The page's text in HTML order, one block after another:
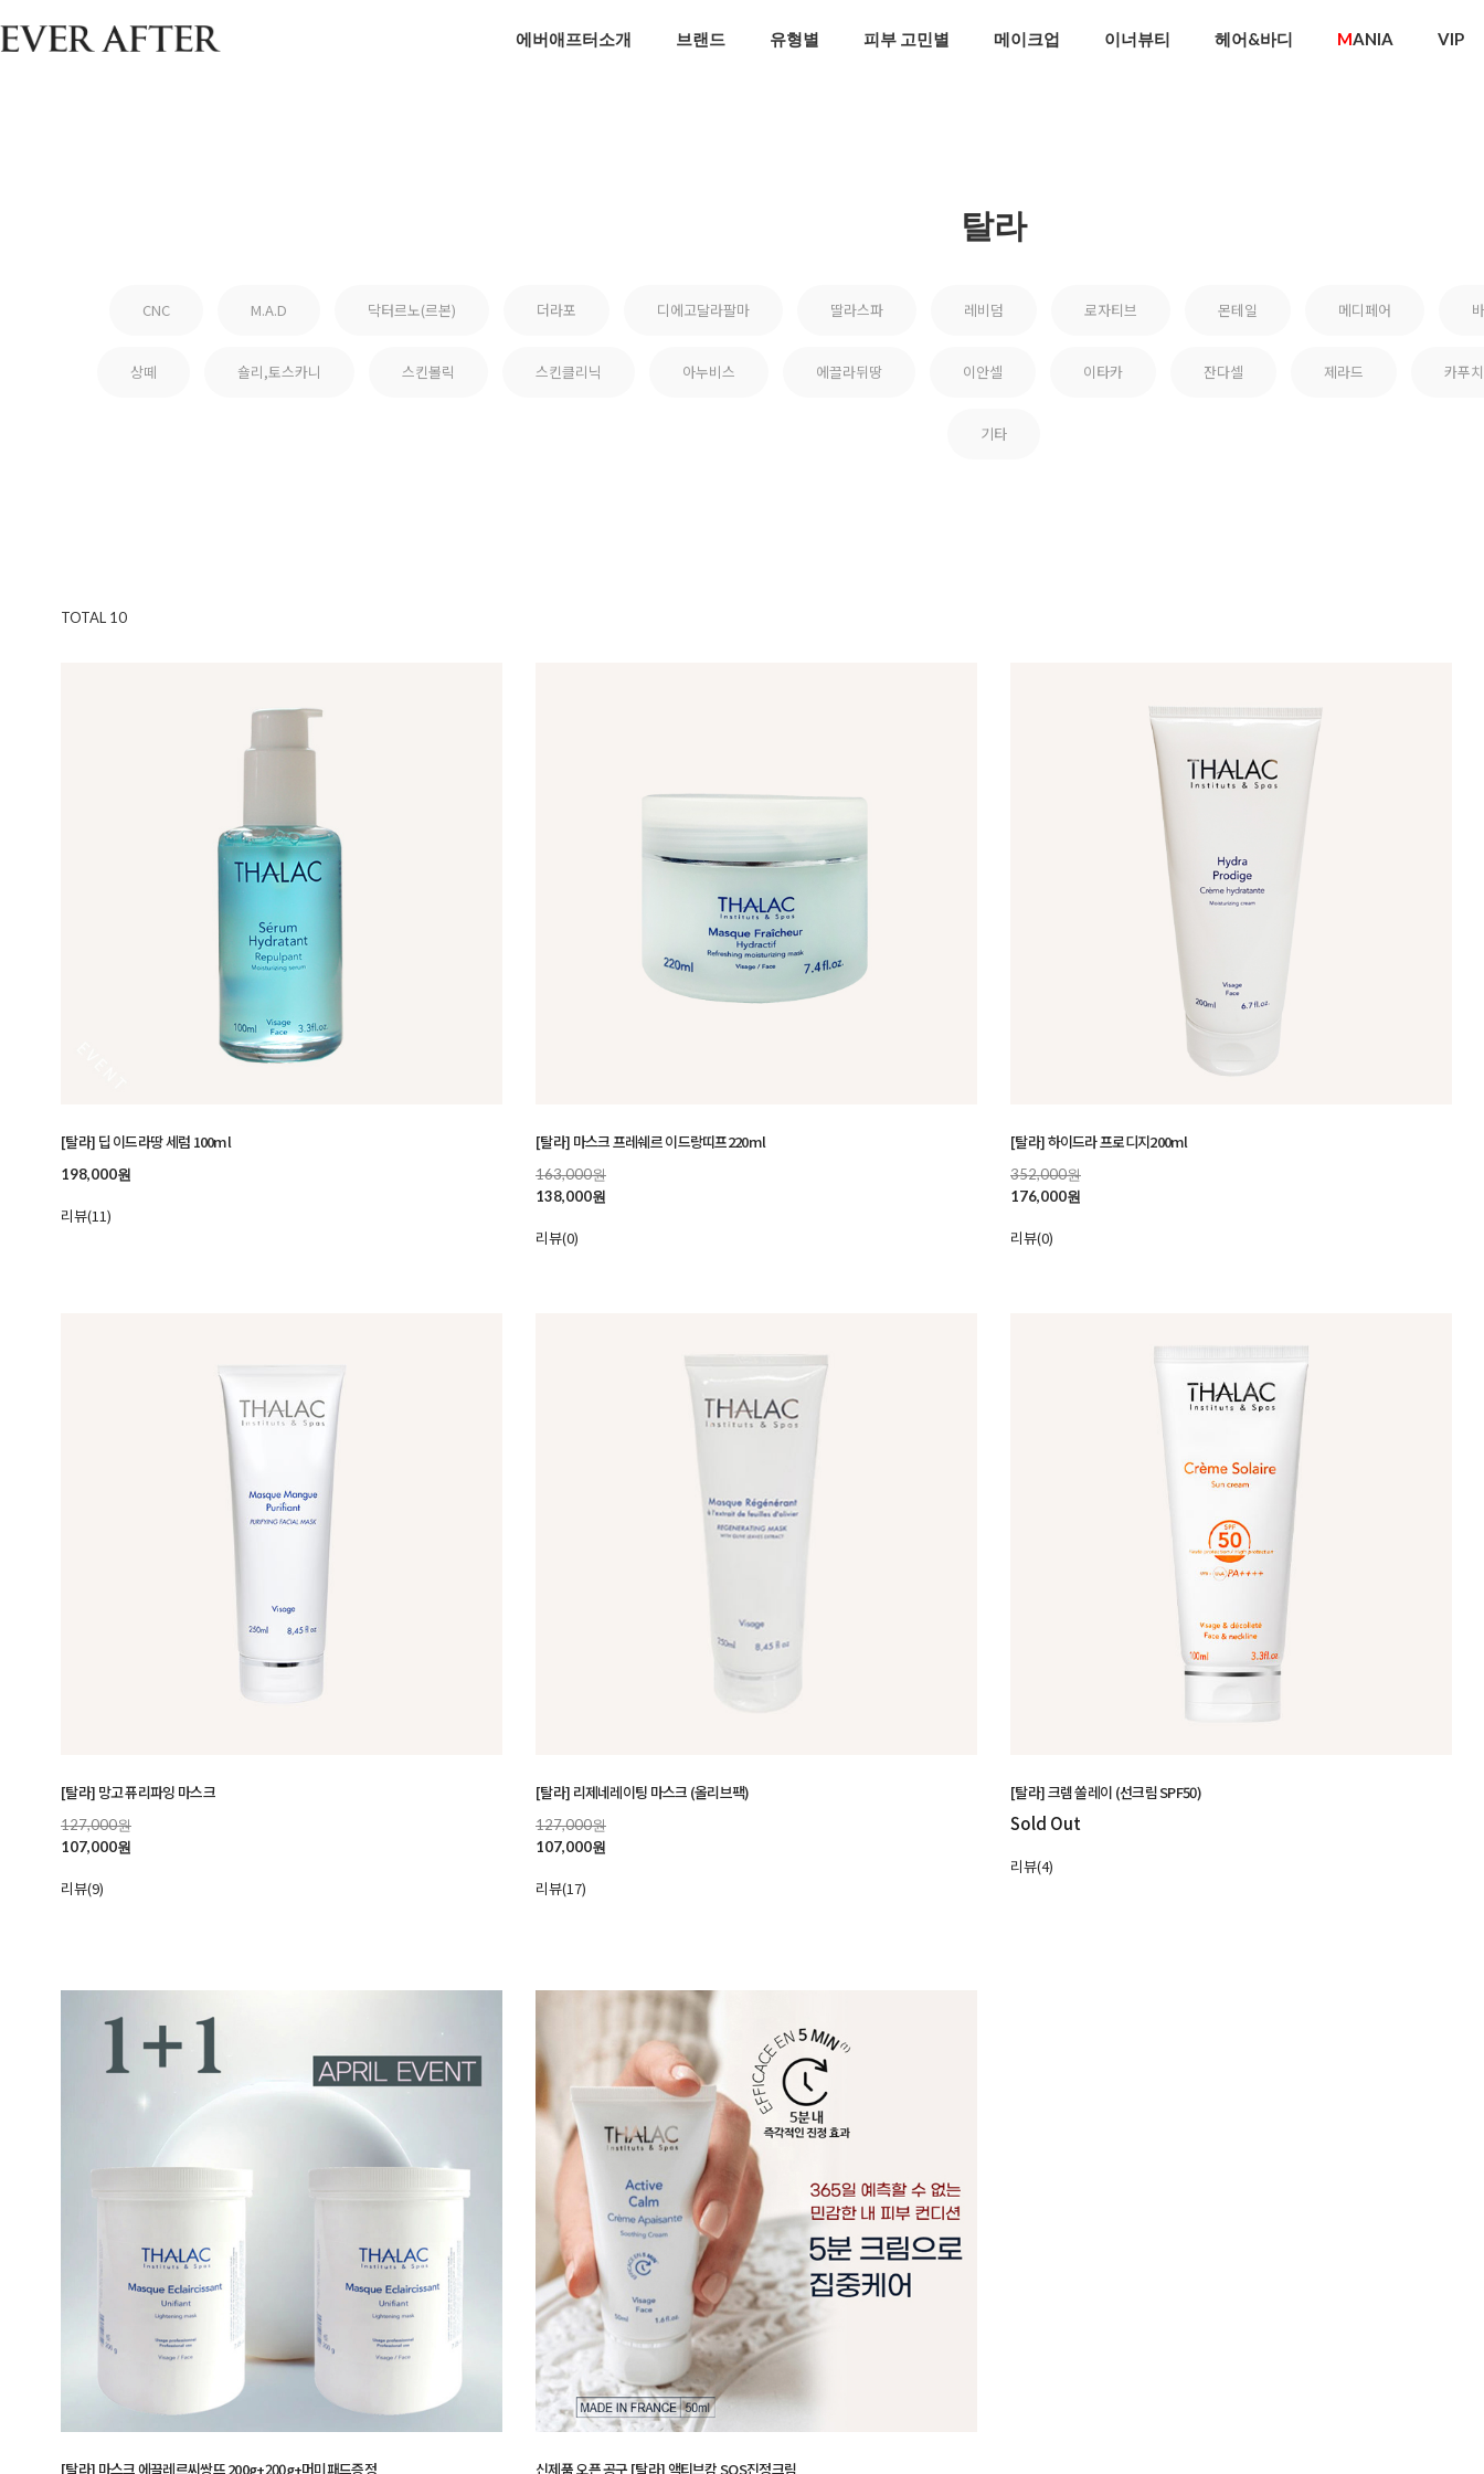
에버애프터소개 브랜드 유형별 피부 고민별 메이크업 이너뷰티 헤어&바디 MANIA VIP
탈라
CNC M.A.D 닥터르노(르본) 더라포 디에고달라팔마 딸라스파 레비덤 로자티브 몬테일 메디페어
상떼 숄리,토스카니 스킨볼릭 스킨클리닉 아누비스 에끌라뒤땅 이안셀 이타카 잔다셀 제라드 카푸
기타
TOTAL 10
[탈라] 딥 이드라땅 세럼 100ml
198,000원
리뷰(11)
[탈라] 마스크 프레쉐르 이드랑띠프220ml
163,000원
138,000원
리뷰(0)
[탈라] 하이드라 프로디지200ml
352,000원
176,000원
리뷰(0)
[탈라] 망고 퓨리파잉 마스크
127,000원
107,000원
리뷰(9)
[탈라] 리제네레이팅 마스크 (올리브팩)
127,000원
107,000원
리뷰(17)
[탈라] 크렘 쏠레이 (선크림 SPF50)
Sold Out
리뷰(4)
[탈라] 마스크 에끌레르씨쌍뜨 200g+200g+머미패드증정 신제품 오픈 공구 [탈라] 액티브캄 SOS진정크림